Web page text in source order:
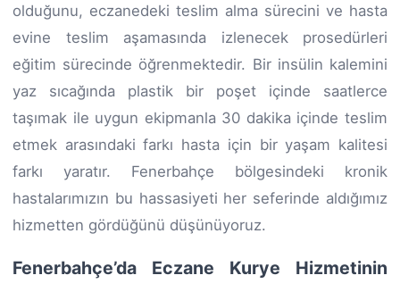
olduğunu, eczanedeki teslim alma sürecini ve hasta
evine teslim aşamasında izlenecek prosedürleri
eğitim sürecinde öğrenmektedir. Bir insülin kalemini
yaz sıcağında plastik bir poşet içinde saatlerce
taşımak ile uygun ekipmanla 30 dakika içinde teslim
etmek arasındaki farkı hasta için bir yaşam kalitesi
farkı yaratır. Fenerbahçe bölgesindeki kronik
hastalarımızın bu hassasiyeti her seferinde aldığımız
hizmetten gördüğünü düşünüyoruz.
Fenerbahçe’da Eczane Kurye Hizmetinin